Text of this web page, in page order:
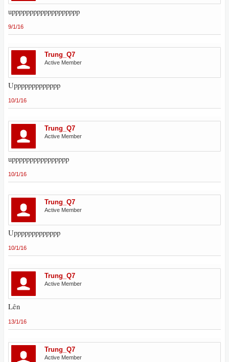
uppppppppppppppppppp
9/1/16
Trung_Q7
Active Member
Uppppppppppppp
10/1/16
Trung_Q7
Active Member
upppppppppppppppp
10/1/16
Trung_Q7
Active Member
Uppppppppppppp
10/1/16
Trung_Q7
Active Member
Lên
13/1/16
Trung_Q7
Active Member